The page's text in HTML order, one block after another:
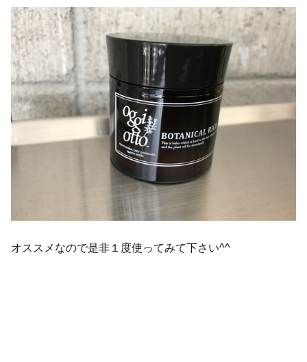
オススメなので是非１度使ってみて下さい^^